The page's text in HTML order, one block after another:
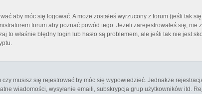
aby móc się logować. A może zostałeś wyrzucony z forum (jeśli tak
forum aby poznać powód tego. Jeżeli zarejestrowałeś się, nie
to właśnie błędny login lub hasło są problemem, ale jeśli tak nie jest
musisz się rejestrować by móc się wypowiedzieć. Jednakże
wiadomości, wysyłanie emaili, subskrypcja grup użytkowników itd.